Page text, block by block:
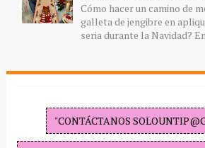
Cómo hacer un camino de
galleta de jengibre en
seria durante la Navidad?
"CONTÁCTANOS